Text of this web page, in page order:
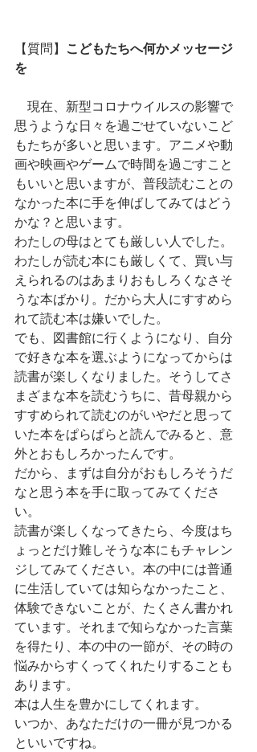
【質問】 こどもたちへ何かメッセージ
を
現在、新型コロナウイルスの影響で
思うような日々を過ごせていないこど
もたちが多いと思います。アニメや動
画や映画やゲームで時間を過ごすこと
もいいと思いますが、普段読むことの
なかった本に手を伸ばしてみてはどう
かな？と思います。
わたしの母はとても厳しい人でした。
わたしが読む本にも厳しくて、買い与
えられるのはあまりおもしろくなさそ
うな本ばかり。だから大人にすすめら
れて読む本は嫌いでした。
でも、図書館に行くようになり、自分
で好きな本を選ぶようになってからは
読書が楽しくなりました。そうしてさ
まざまな本を読むうちに、昔母親から
すすめられて読むのがいやだと思って
いた本をぱらぱらと読んでみると、意
外とおもしろかったんです。
だから、まずは自分がおもしろそうだ
なと思う本を手に取ってみてくださ
い。
読書が楽しくなってきたら、今度はち
ょっとだけ難しそうな本にもチャレン
ジしてみてください。本の中には普通
に生活していては知らなかったこと、
体験できないことが、たくさん書かれ
ています。それまで知らなかった言葉
を得たり、本の中の一節が、その時の
悩みからすくってくれたりすることも
あります。
本は人生を豊かにしてくれます。
いつか、あなただけの一冊が見つかる
といいですね。